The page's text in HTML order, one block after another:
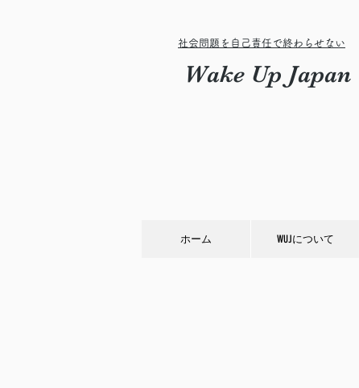
社会問題を自己責任で終わらせない
Wake Up Japan
ホーム WUJについて